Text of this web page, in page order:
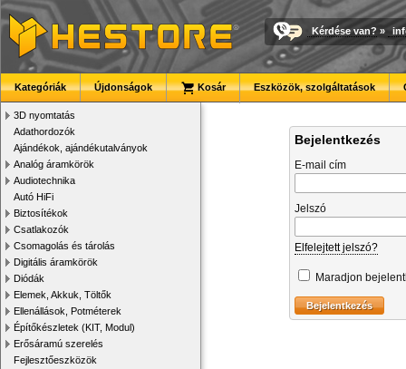
Kérdése van? »
Kategóriák Újdonságok Kosár Eszközök, szolgáltatások
3D nyomtatás
Adathordozók
Ajándékok, ajándékutalványok
Analóg áramkörök
Audiotechnika
Autó HiFi
Biztosítékok
Csatlakozók
Csomagolás és tárolás
Digitális áramkörök
Diódák
Elemek, Akkuk, Töltők
Ellenállások, Potméterek
Építőkészletek (KIT, Modul)
Erősáramú szerelés
Fejlesztőeszközök
Bejelentkezés
E-mail cím
Jelszó
Elfelejtett jelszó?
Maradjon